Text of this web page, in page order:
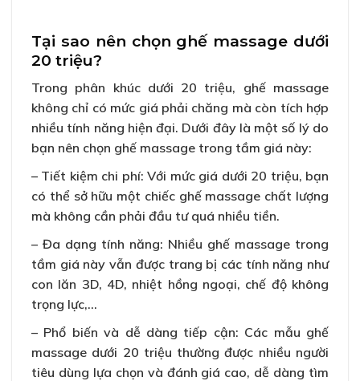
Tại sao nên chọn ghế massage dưới
20 triệu?
Trong phân khúc dưới 20 triệu, ghế massage
không chỉ có mức giá phải chăng mà còn tích hợp
nhiều tính năng hiện đại. Dưới đây là một số lý do
bạn nên chọn ghế massage trong tầm giá này:
– Tiết kiệm chi phí: Với mức giá dưới 20 triệu, bạn
có thể sở hữu một chiếc ghế massage chất lượng
mà không cần phải đầu tư quá nhiều tiền.
– Đa dạng tính năng: Nhiều ghế massage trong
tầm giá này vẫn được trang bị các tính năng như
con lăn 3D, 4D, nhiệt hồng ngoại, chế độ không
trọng lực,…
– Phổ biến và dễ dàng tiếp cận: Các mẫu ghế
massage dưới 20 triệu thường được nhiều người
tiêu dùng lựa chọn và đánh giá cao, dễ dàng tìm